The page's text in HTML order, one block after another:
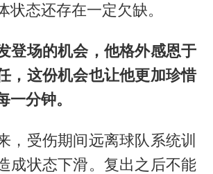
状态还存在一定欠缺。
登场的机会，他格外感恩于
，这份机会也让他更加珍惜
一分钟。
，受伤期间远离球队系统训
成状态下滑。复出之后不能